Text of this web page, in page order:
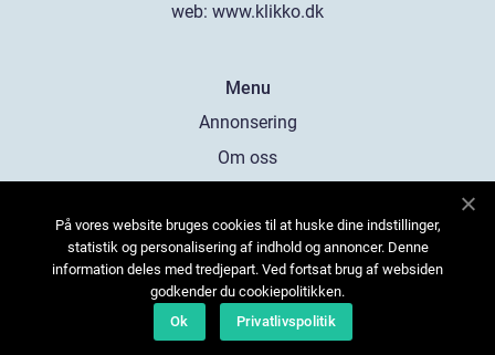
web: www.klikko.dk
Menu
Annonsering
Om oss
Kontakta oss
Sitemap
På vores website bruges cookies til at huske dine indstillinger,
statistik og personalisering af indhold og annoncer. Denne
information deles med tredjepart. Ved fortsat brug af websiden
godkender du cookiepolitikken.
Ok
Privatlivspolitik